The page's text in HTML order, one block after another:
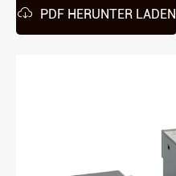
 PDF HERUNTER LADEN